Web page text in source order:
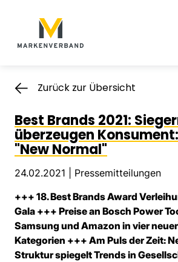
Hauptnavigation
Zurück zur Übersicht
Best Brands 2021:
überzeugen
"New Normal"
24.02.2021 | Pressemitteilungen
+++ 18. Best Brands Award
Gala +++ Preise an Bosch Power
Samsung und Amazon in vier
Kategorien +++ Am Puls der Zeit:
Struktur spiegelt Trends in